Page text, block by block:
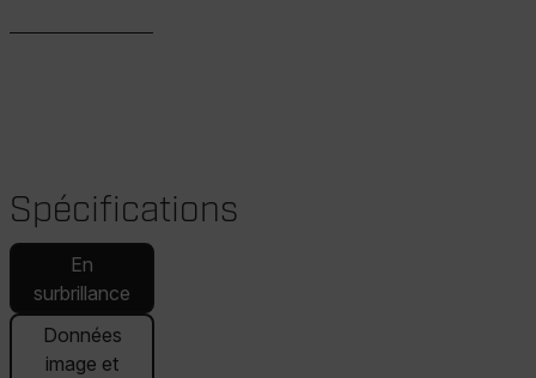
Spécifications
En
surbrillance
Données
image et